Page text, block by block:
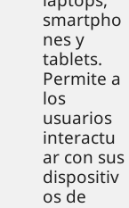
smartpho
nes y
tablets.
Permite a
los
usuarios
interactu
ar con sus
dispositiv
os de